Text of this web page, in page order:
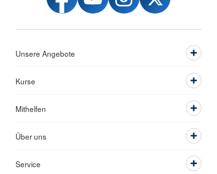
Unsere Angebote
Kurse
Mithelfen
Über uns
Service